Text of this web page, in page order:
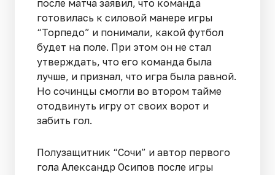
после матча заявил, что команда
готовилась к силовой манере игры
“Торпедо” и понимали, какой футбол
будет на поле. При этом он не стал
утверждать, что его команда была
лучше, и признал, что игра была равной.
Но сочинцы смогли во втором тайме
отодвинуть игру от своих ворот и
забить гол.
Полузащитник “Сочи” и автор первого
гола Александр Осипов после игры